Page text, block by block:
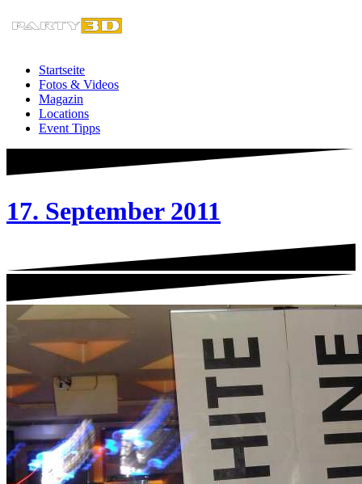
Inhalt
Startseite
Fotos & Videos
Magazin
Locations
Event Tipps
17. September 2011